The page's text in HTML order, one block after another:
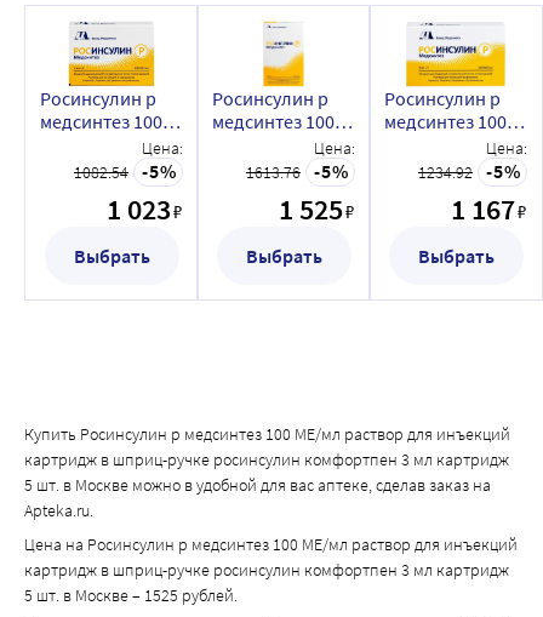
Росинсулин р
медсинтез 100
МЕ/мл раствор
для инъекций
исполнение
картридж 3 мл
Цена:
1082.54
5
1 023₽
Выбрать
Росинсулин р
медсинтез 100
МЕ/мл раствор
для инъекций
шприц-ручке
комфортпен 3
шт.
Цена:
1613.76
5
1 525₽
Выбрать
Росинсулин р
медсинтез 100
МЕ/мл раствор
для инъекций
исполнение
флакон 5 мл
Цена:
1234.92
5
1 167₽
Выбрать
Купить Росинсулин р медсинтез 100 МЕ/мл раствор для инъекций
картридж в шприц-ручке росинсулин комфортпен 3 мл картридж
5 шт. в Москве можно в удобной для вас аптеке, сделав заказ на
Apteka.ru.
Цена на Росинсулин р медсинтез 100 МЕ/мл раствор для инъекций
картридж в шприц-ручке росинсулин комфортпен 3 мл картридж
5 шт. в Москве – 1525 рублей.